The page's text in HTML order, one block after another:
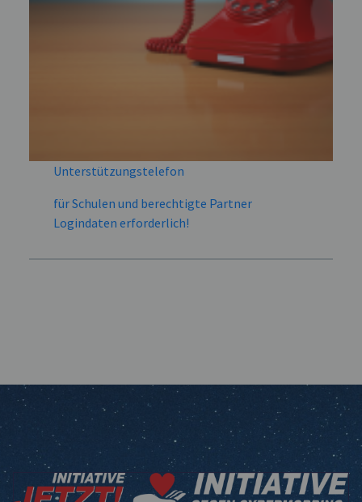
Unterstützungstelefon
für Schulen und berechtigte Partner
Logindaten erforderlich!